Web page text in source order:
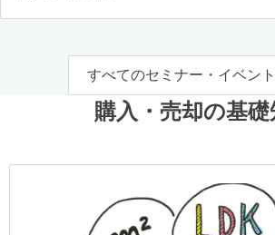
すべてのセミナー・イベン
購入・売却の基礎